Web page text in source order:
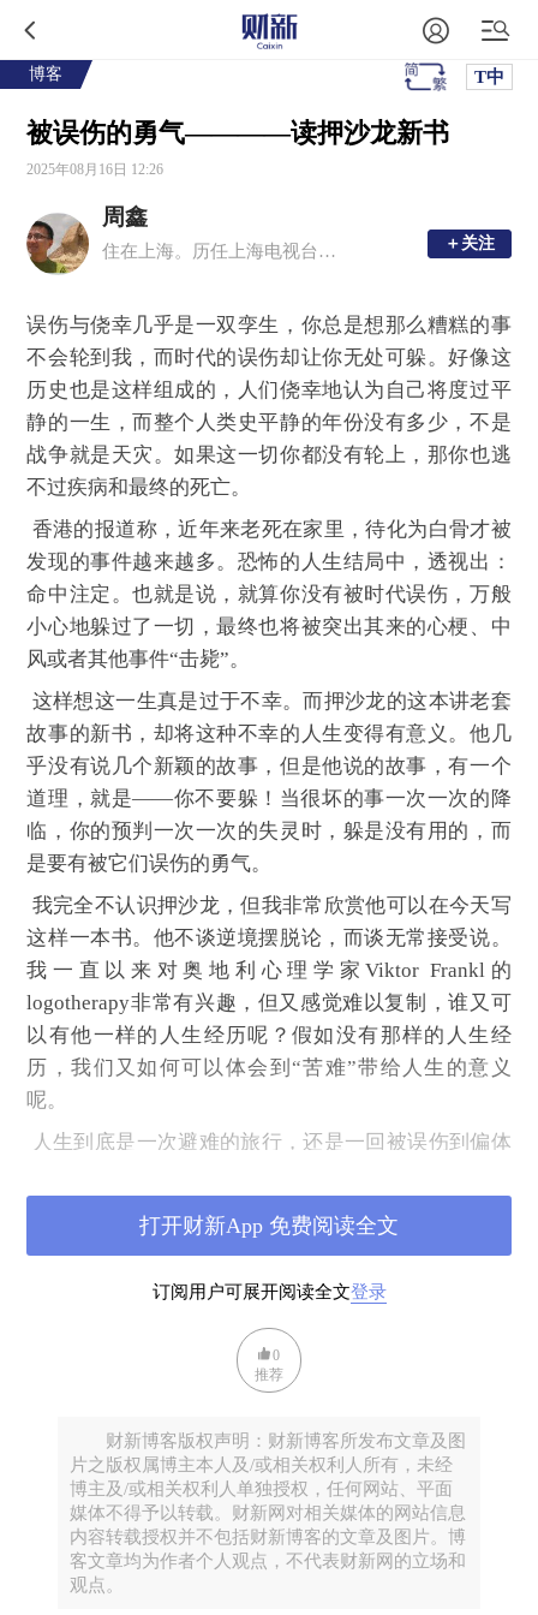
博客 T中
被误伤的勇气————读押沙龙新书
2025年08月16日 12:26
周鑫
住在上海。历任上海电视台《案件聚焦》编导，SMG驻香港记者，第一财经北京分部主任，财新传媒助理总编辑，一财英文版Yicai Global总编辑兼CEO ＋关注
＋关注
误伤与侥幸几乎是一双孪生，你总是想那么糟糕的事
不会轮到我，而时代的误伤却让你无处可躲。好像这
历史也是这样组成的，人们侥幸地认为自己将度过平
静的一生，而整个人类史平静的年份没有多少，不是
战争就是天灾。如果这一切你都没有轮上，那你也逃
不过疾病和最终的死亡。
香港的报道称，近年来老死在家里，待化为白骨才被
发现的事件越来越多。恐怖的人生结局中，透视出：
命中注定。也就是说，就算你没有被时代误伤，万般
小心地躲过了一切，最终也将被突出其来的心梗、中
风或者其他事件“击毙”。
这样想这一生真是过于不幸。而押沙龙的这本讲老套
故事的新书，却将这种不幸的人生变得有意义。他几
乎没有说几个新颖的故事，但是他说的故事，有一个
道理，就是——你不要躲！当很坏的事一次一次的降
临，你的预判一次一次的失灵时，躲是没有用的，而
是要有被它们误伤的勇气。
我完全不认识押沙龙，但我非常欣赏他可以在今天写
这样一本书。他不谈逆境摆脱论，而谈无常接受说。
我一直以来对奥地利心理学家Viktor Frankl 的
logotherapy非常有兴趣，但又感觉难以复制，谁又可
以有他一样的人生经历呢？假如没有那样的人生经
历，我们又如何可以体会到“苦难”带给人生的意义
呢。
人生到底是一次避难的旅行，还是一回被误伤到偏体
没有四年的集中营岁月，Frankl的理论肯定是另一番模
boring等等情绪，反复影响，也不会对押
沙龙的新书会有这样的感受。
人、或者说多数人，为确定性而生，一旦人生被误
来怎么办？好像佛家所说的“因皈依和果皈依”，你参
不透未来不可惧，就永远在自我的牢笼中自我囚禁，
你小心了一辈了，其实坐了一辈子的牢。
这本书里只写了一个外国人，叫魏特琳。恰恰我特别
触动她的事迹，因为我是在南京出生的。另外就是在
订阅用户可展开阅读全文登录
打开财新App 免费阅读全文
0
推荐
财新博客版权声明：财新博客所发布文章及图
片之版权属博主本人及/或相关权利人所有，未经
博主及/或相关权利人单独授权，任何网站、平面
媒体不得予以转载。财新网对相关媒体的网站信息
内容转载授权并不包括财新博客的文章及图片。博
客文章均为作者个人观点，不代表财新网的立场和
观点。